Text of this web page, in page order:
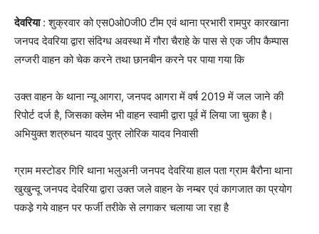
देवरिया: शुक्रवार को एस0ओ0जी0 टीम एवं थाना प्रभारी रामपुर कारखाना
जनपद देवरिया द्वारा संदिग्ध अवस्था में गौरा चैराहे के पास से एक जीप कैम्पास
लग्जरी वाहन को चेक करने तथा छानबीन करने पर पाया गया कि
उक्त वाहन के थाना न्यू आगरा, जनपद आगरा में वर्ष 2019 में जल जाने की
रिपोर्ट दर्ज है, जिसका क्लेम भी वाहन स्वामी द्वारा पूर्व में लिया जा चुका है।
अभियुक्त शत्रुधन यादव पुत्र लोरिक यादव निवासी
ग्राम मस्टोडर गिरि थाना भलुअनी जनपद देवरिया हाल पता ग्राम बैरौना थाना
खुखुन्दू जनपद देवरिया द्वारा उक्त जले वाहन के नम्बर एवं कागजात का प्रयोग
पकडे़ गये वाहन पर फर्जी तरीके से लगाकर चलाया जा रहा है